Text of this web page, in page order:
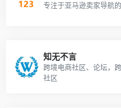
专注于亚马逊卖家导航
知无不言
跨境电商社区、论坛，
社区